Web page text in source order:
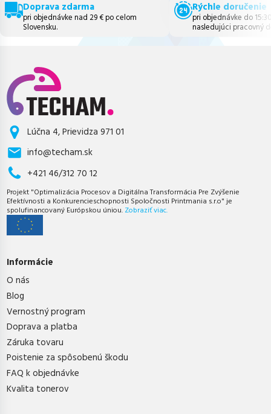
Doprava zdarma
pri objednávke nad 29 € po celom
Slovensku.
Rýchle doručenie
pri objednávke do
nasledujúci pracovný
Lúčna 4, Prievidza 971 01
info@techam.sk
+421 46/312 70 12
Projekt "Optimalizácia Procesov a Digitálna Transformácia Pre Zvýšenie
Efektívnosti a Konkurencieschopnosti Spoločnosti Printmania s.r.o" je
spolufinancovaný Európskou úniou. Zobraziť viac.
Informácie
O nás
Blog
Vernostný program
Doprava a platba
Záruka tovaru
Poistenie za spôsobenú škodu
FAQ k objednávke
Kvalita tonerov